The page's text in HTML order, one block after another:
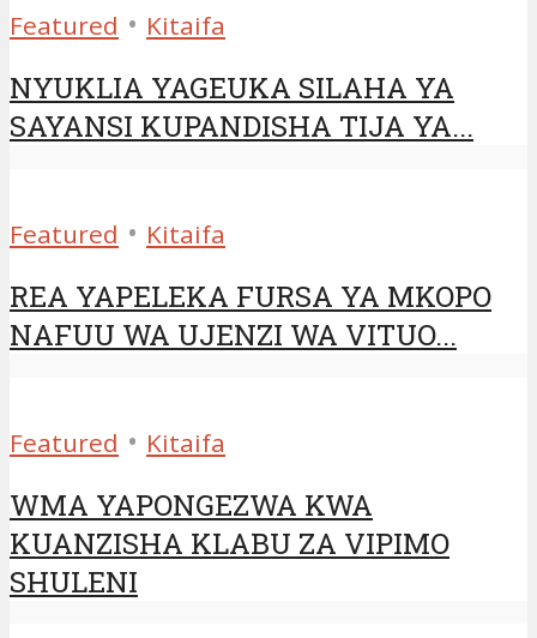
Featured • Kitaifa
NYUKLIA YAGEUKA SILAHA YA
SAYANSI KUPANDISHA TIJA YA...
Featured • Kitaifa
REA YAPELEKA FURSA YA MKOPO
NAFUU WA UJENZI WA VITUO...
Featured • Kitaifa
WMA YAPONGEZWA KWA
KUANZISHA KLABU ZA VIPIMO
SHULENI